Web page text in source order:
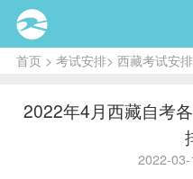
首页> 考试安排> 西藏考试安排
2022年4月西藏自考
2022-